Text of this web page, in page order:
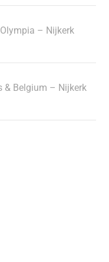
– Nijkerk
& Belgium – Nijkerk